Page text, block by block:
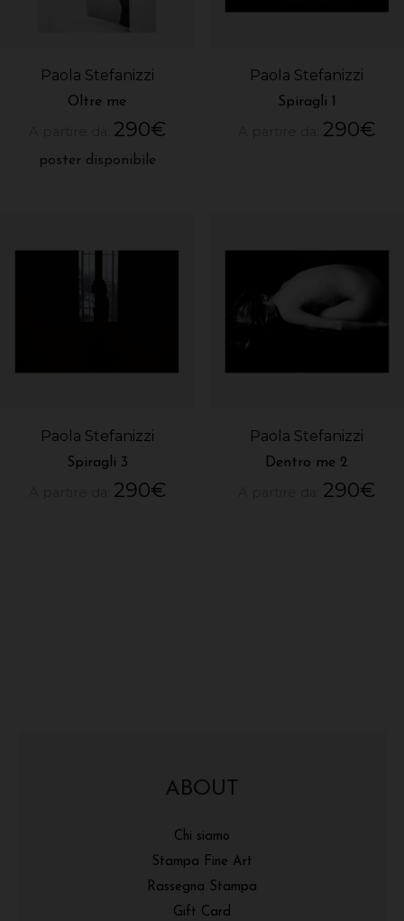
Paola Stefanizzi
Oltre me
290€
poster disponibile
Paola Stefanizzi
Spiragli 1
290€
Paola Stefanizzi
Spiragli 3
290€
Paola Stefanizzi
Dentro me 2
290€
ABOUT
Chi siamo
Stampa Fine Art
Rassegna Stampa
Gift Card